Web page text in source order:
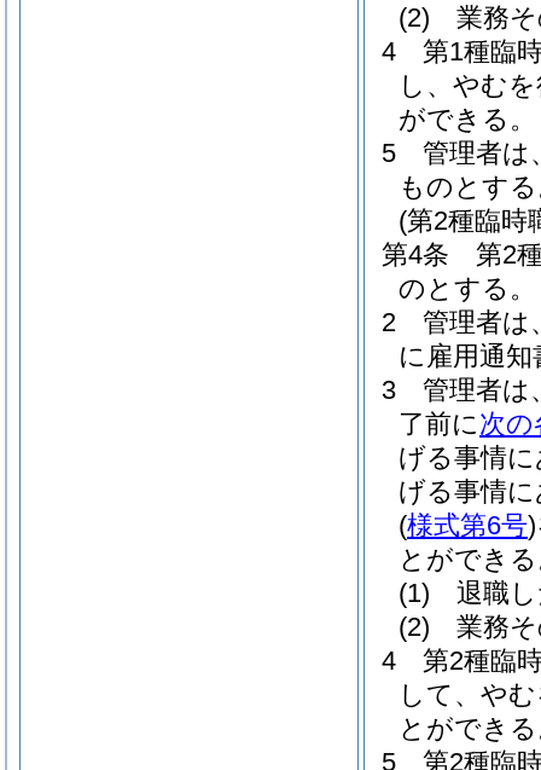
(2)
業務
4
第1種臨
し、やむ
ができる。
5
管理者は
ものとす
(第2種臨時
第4条
第2
のとする。
2
管理者は
に雇用通知
3
管理者は
了前に次の
げる事情
げる事情
(様式第6号)
とができ
(1)
退職
(2)
業務
4
第2種臨
して、や
とができ
5
第2種臨